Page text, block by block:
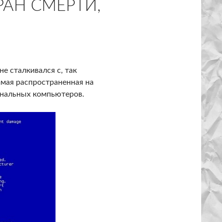
СМЕРТИ,
сталкивался с, так
распространенная на
компьютеров.